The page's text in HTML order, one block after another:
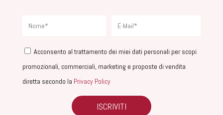
Acconsento al trattamento dei miei dati personali per scopi
promozionali, commerciali, marketing e proposte di vendita
diretta secondo la Privacy Policy